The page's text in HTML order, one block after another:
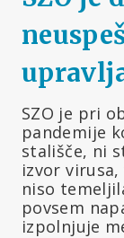
SZO je pri
pandemije
stališče, ni
izvor
niso
povsem
izpolnjuje